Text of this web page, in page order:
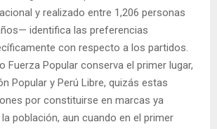
y realizado entre 1,206 personas
identifica las preferencias
con respecto a los partidos.
Fuerza Popular conserva el primer lugar,
Popular y Perú Libre, quizás estas
por constituirse en marcas ya
población, aun cuando en el primer